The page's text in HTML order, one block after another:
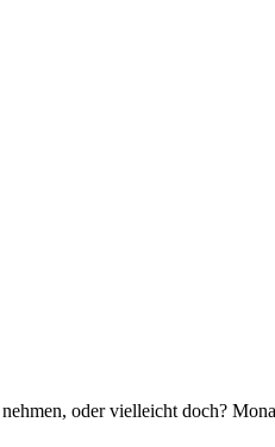
oder vielleicht doch?